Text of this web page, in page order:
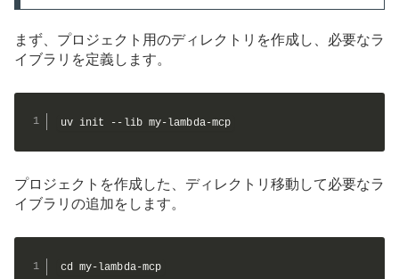
まず、プロジェクト用のディレクトリを作成し、必要なラ
イブラリを定義します。
uv init --lib my-lambda-mcp
プロジェクトを作成した、ディレクトリ移動して必要なラ
イブラリの追加をします。
cd my-lambda-mcp